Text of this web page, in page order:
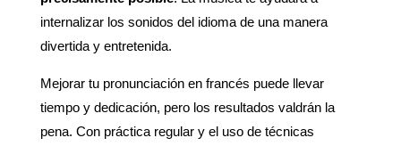
internalizar los sonidos del idioma de una manera
divertida y entretenida.
Mejorar tu pronunciación en francés puede llevar
tiempo y dedicación, pero los resultados valdrán la
pena. Con práctica regular y el uso de técnicas